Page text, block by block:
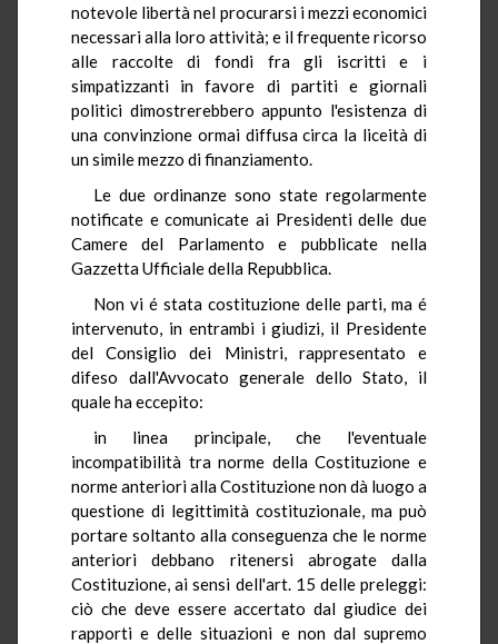
notevole libertà nel procurarsi i mezzi economici
necessari alla loro attività; e il frequente ricorso
alle raccolte di fondi fra gli iscritti e i
simpatizzanti in favore di partiti e giornali
politici dimostrerebbero appunto l'esistenza di
una convinzione ormai diffusa circa la liceità di
un simile mezzo di finanziamento.
Le due ordinanze sono state regolarmente
notificate e comunicate ai Presidenti delle due
Camere del Parlamento e pubblicate nella
Gazzetta Ufficiale della Repubblica.
Non vi é stata costituzione delle parti, ma é
intervenuto, in entrambi i giudizi, il Presidente
del Consiglio dei Ministri, rappresentato e
difeso dall'Avvocato generale dello Stato, il
quale ha eccepito:
in linea principale, che l'eventuale
incompatibilità tra norme della Costituzione e
norme anteriori alla Costituzione non dà luogo a
questione di legittimità costituzionale, ma può
portare soltanto alla conseguenza che le norme
anteriori debbano ritenersi abrogate dalla
Costituzione, ai sensi dell'art. 15 delle preleggi:
ciò che deve essere accertato dal giudice dei
rapporti e delle situazioni e non dal supremo